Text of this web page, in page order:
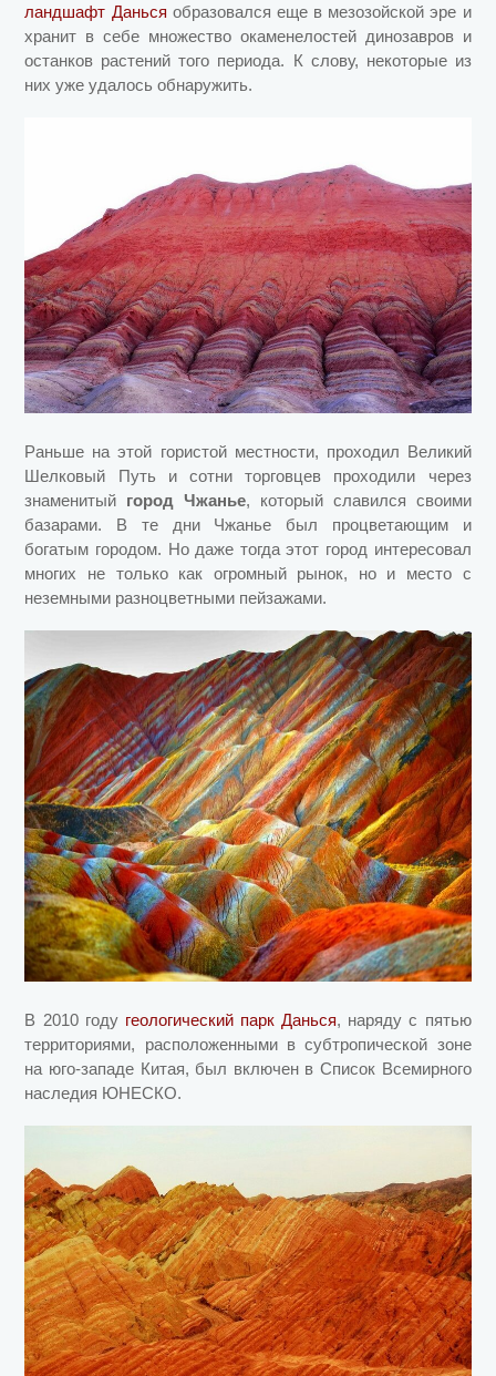
ландшафт Данься образовался еще в мезозойской эре и
хранит в себе множество окаменелостей динозавров и
останков растений того периода. К слову, некоторые из
них уже удалось обнаружить.
Раньше на этой гористой местности, проходил Великий
Шелковый Путь и сотни торговцев проходили через
знаменитый город Чжанье, который славился своими
базарами. В те дни Чжанье был процветающим и
богатым городом. Но даже тогда этот город интересовал
многих не только как огромный рынок, но и место с
неземными разноцветными пейзажами.
В 2010 году геологический парк Данься, наряду с пятью
территориями, расположенными в субтропической зоне
на юго-западе Китая, был включен в Список Всемирного
наследия ЮНЕСКО.